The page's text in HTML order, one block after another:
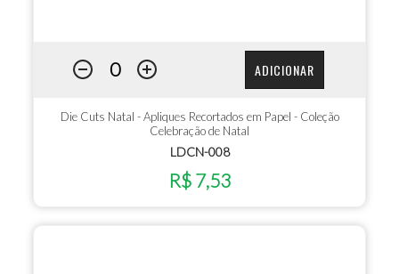
ADICIONAR
Die Cuts Natal - Apliques Recortados em Papel - Coleção
Celebração de Natal
LDCN-008
R$ 7,53